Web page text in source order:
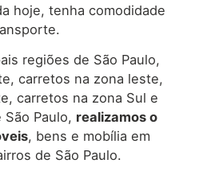
hoje, tenha comodidade
regiões de São Paulo,
carretos na zona leste,
carretos na zona Sul e
Paulo, realizamos o
, bens e mobília em
de São Paulo.